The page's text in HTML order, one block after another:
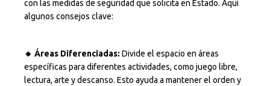
con las medidas de seguridad que solicita en Estado. Aquí
algunos consejos clave:
🔸 Áreas Diferenciadas: Divide el espacio en áreas
específicas para diferentes actividades, como juego libre,
lectura, arte y descanso. Esto ayuda a mantener el orden y